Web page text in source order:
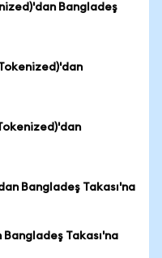
Bangladeş
Bangladeş Takası'na
Takası'na